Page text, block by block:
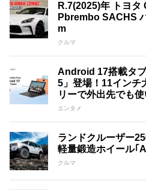
R.7(2025)年 トヨタ
Pbrembo SACHS
m
クルマ
Android 17搭載タ
5」登場！11インチ
リーで外出先でも
エンタメ
ランドクルーザー
軽量鍛造ホイール｢
クルマ